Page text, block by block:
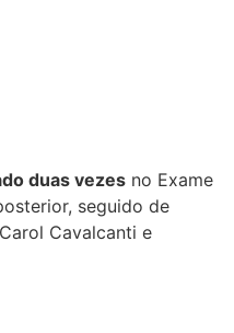
duas vezes no Exame
seguido de
Cavalcanti e